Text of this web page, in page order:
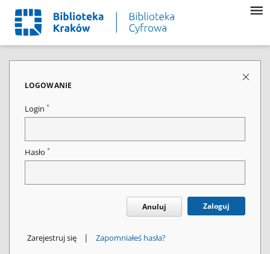
LOGOWANIE
Login *
Hasło *
Anuluj Zaloguj
Zarejestruj się | Zapomniałeś hasła?